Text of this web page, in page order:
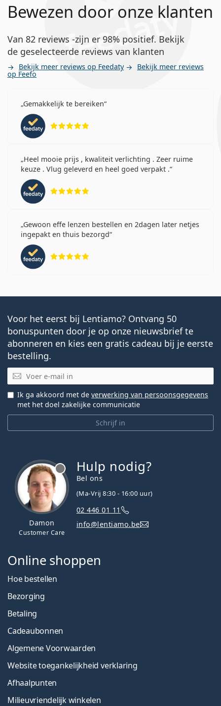
Bewezen door onze klanten
Van 82 reviews -zijn er 98% positief. Bekijk
de geselecteerde reviews van klanten
Bekijk meer reviews op Feedaty Bekijk meer reviews
op Feefo
Gemakkelijk te bereiken
Heel mooie prijs , kwaliteit verlichting . Zeer ruime
keuze . Vlug geleverd en heel goed verpakt .
Gewoon effe lenzen bestellen en 2dagen later netjes
ingepakt en thuis bezorgd
Voor het eerst bij Lentiamo? Ontvang 50
bonuspunten door je op onze nieuwsbrief te
abonneren en kies een gratis cadeau bij je eerste
bestelling.
E-mail
Schrijf in
Ik ga akkoord met de verwerking van persoonsgegevens
met het doel zakelijke communicatie
Damon
Customer Care
Hulp nodig?
Bel ons
(Ma-Vrij 8:30 - 16:00 uur)
02 446 01 11
info@lentiamo.be
Online shoppen
Hoe bestellen
Bezorging
Betaling
Cadeaubonnen
Algemene Voorwaarden
Website toegankelijkheid verklaring
Afhaalpunten
Milieuvriendelijk winkelen